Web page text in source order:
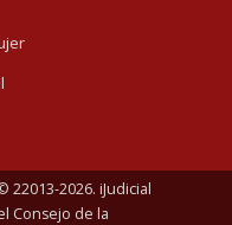
2026. iJudicial
Consejo de la